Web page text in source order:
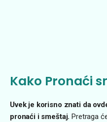
Kako Pronaći
Uvek je korisno znati da
pronaći i smeštaj. Pretraga